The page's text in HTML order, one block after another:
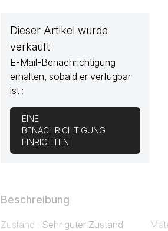
Dieser Artikel wurde
verkauft
E-Mail-Benachrichtigung
erhalten, sobald er verfügbar
ist :
EINE
BENACHRICHTIGUNG
EINRICHTEN
Beschreibung
Zustand : Sehr guter Zustand